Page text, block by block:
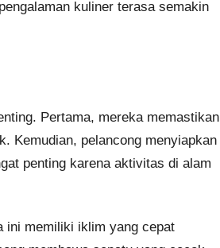
kuliner terasa semakin
Pertama, mereka memastikan
Kemudian, pelancong menyiapkan
penting karena aktivitas di alam
ini memiliki iklim yang cepat